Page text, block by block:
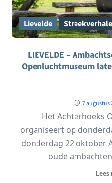
Lievelde
LIEVELDE –
Openluchtmuseum
7 augustus
Het Achterhoeks
organiseert op
donderdag 22 oktober
oude
Lees